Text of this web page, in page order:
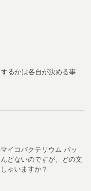
るかは各自が決める事
イコバクテリウム バッ
どないのですが、どの文
ゃいますか？